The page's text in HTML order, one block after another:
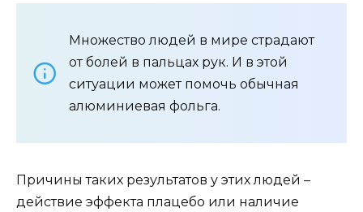
Множество людей в мире страдают
от болей в пальцах рук. И в этой
ситуации может помочь обычная
алюминиевая фольга.
Причины таких результатов у этих людей –
действие эффекта плацебо или наличие